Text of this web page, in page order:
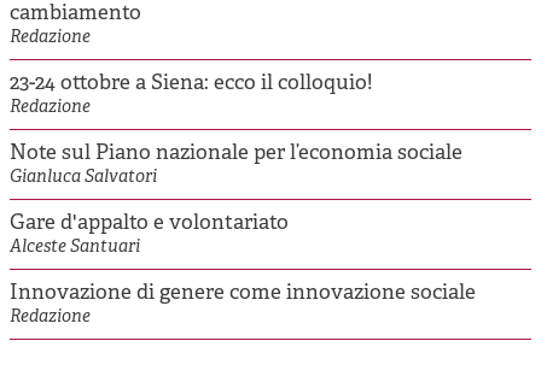
cambiamento
Redazione
23-24 ottobre a Siena: ecco il colloquio!
Redazione
Note sul Piano nazionale per l’economia sociale
Gianluca Salvatori
Gare d'appalto e volontariato
Alceste Santuari
Innovazione di genere come innovazione sociale
Redazione